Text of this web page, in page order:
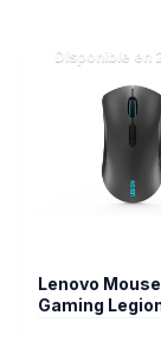
Disponible en
Lenovo Mouse
Gaming